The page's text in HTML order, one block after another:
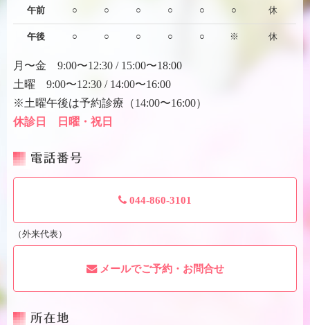
午前 ○ ○ ○ ○ ○ ○ 休
午後 ○ ○ ○ ○ ○ ※ 休
月〜金 9:00〜12:30 / 15:00〜18:00
土曜 9:00〜12:30 / 14:00〜16:00
※土曜午後は予約診療（14:00〜16:00）
休診日 日曜・祝日
電話番号
044-860-3101
（外来代表）
メールでご予約・お問合せ
所在地